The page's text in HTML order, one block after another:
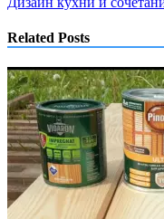
Related Posts